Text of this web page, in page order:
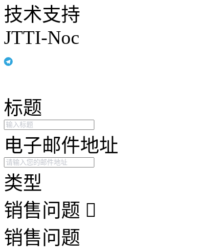
技术支持
JTTI-Noc
标题
电子邮件地址
类型
销售问题
销售问题